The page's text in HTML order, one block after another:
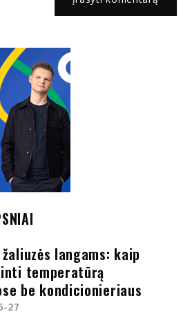
langams: kaip
temperatūrą
be kondicionieriaus
27